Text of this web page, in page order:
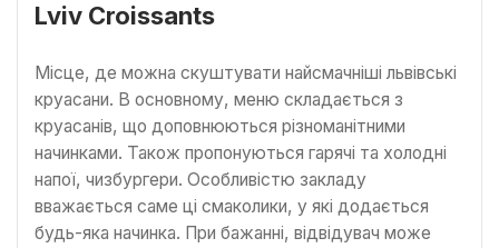
Lviv Croissants
Місце, де можна скуштувати найсмачніші львівські
круасани. В основному, меню складається з
круасанів, що доповнюються різноманітними
начинками. Також пропонуються гарячі та холодні
напої, чизбургери. Особливістю закладу
вважається саме ці смаколики, у які додається
будь-яка начинка. При бажанні, відвідувач може